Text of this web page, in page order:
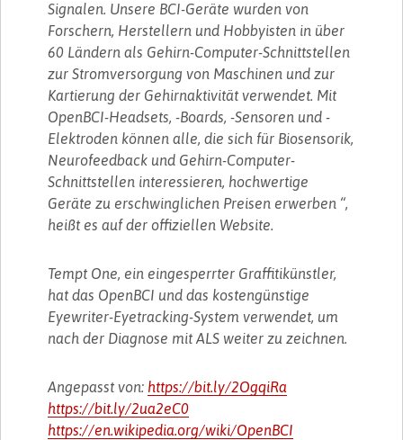
Signalen. Unsere BCI-Geräte wurden von
Forschern, Herstellern und Hobbyisten in über
60 Ländern als Gehirn-Computer-Schnittstellen
zur Stromversorgung von Maschinen und zur
Kartierung der Gehirnaktivität verwendet. Mit
OpenBCI-Headsets, -Boards, -Sensoren und -
Elektroden können alle, die sich für Biosensorik,
Neurofeedback und Gehirn-Computer-
Schnittstellen interessieren, hochwertige
Geräte zu erschwinglichen Preisen erwerben “,
heißt es auf der offiziellen Website.
Tempt One, ein eingesperrter Graffitikünstler,
hat das OpenBCI und das kostengünstige
Eyewriter-Eyetracking-System verwendet, um
nach der Diagnose mit ALS weiter zu zeichnen.
Angepasst von: https://bit.ly/2OgqiRa
https://bit.ly/2ua2eC0
https://en.wikipedia.org/wiki/OpenBCI